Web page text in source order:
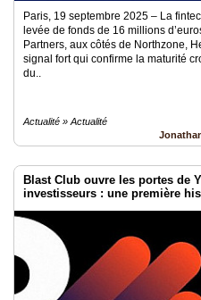
Paris, 19 septembre 2025 – La
levée de fonds de 16 millions
Partners, aux côtés de Northzone,
signal fort qui confirme la maturité
du..
Actualité » Actualité
Blast Club ouvre les portes de
investisseurs : une première